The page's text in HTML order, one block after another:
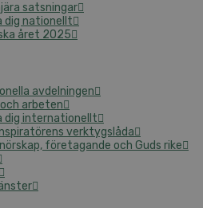
satsningar
dig nationellt
året 2025
avdelningen
arbeten
dig internationellt
verktygslåda
företagande och Guds rike